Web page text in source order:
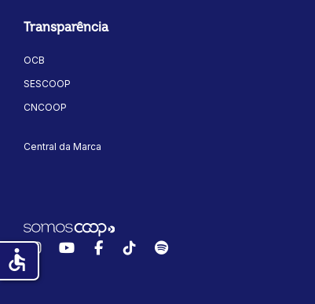
Transparência
OCB
SESCOOP
CNCOOP
Central da Marca
InstagramYouTubeFacebook
TikTokSpotify
accessible